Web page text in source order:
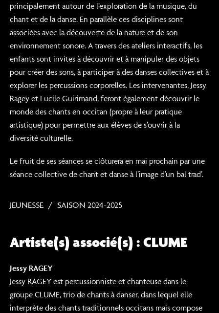
principalement autour de l’exploration de la musique, du
chant et de la danse. En parallèle ces disciplines sont
associées avec la découverte de la nature et de son
environnement sonore. A travers des ateliers interactifs, les
enfants sont invites à découvrir et à manipuler des objets
pour créer des sons, à participer à des danses collectives et à
explorer les percussions corporelles. Les intervenantes, Jessy
Ragey et Lucile Guirimand, feront également découvrir le
monde des chants en occitan (propre à leur pratique
artistique) pour permettre aux élèves de s’ouvrir à la
diversité culturelle.
Le fruit de ses séances se clôturera en mai prochain par une
séance collective de chant et danse à l’image d’un bal trad’.
JEUNESSE SAISON 2024-2025
Artiste(s) associé(s) : CLUME
Jessy RAGEY
Jessy RAGEY est percussionniste et chanteuse dans le
groupe CLUME, trio de chants à danser, dans lequel elle
interprète des chants traditionnels occitans mais compose